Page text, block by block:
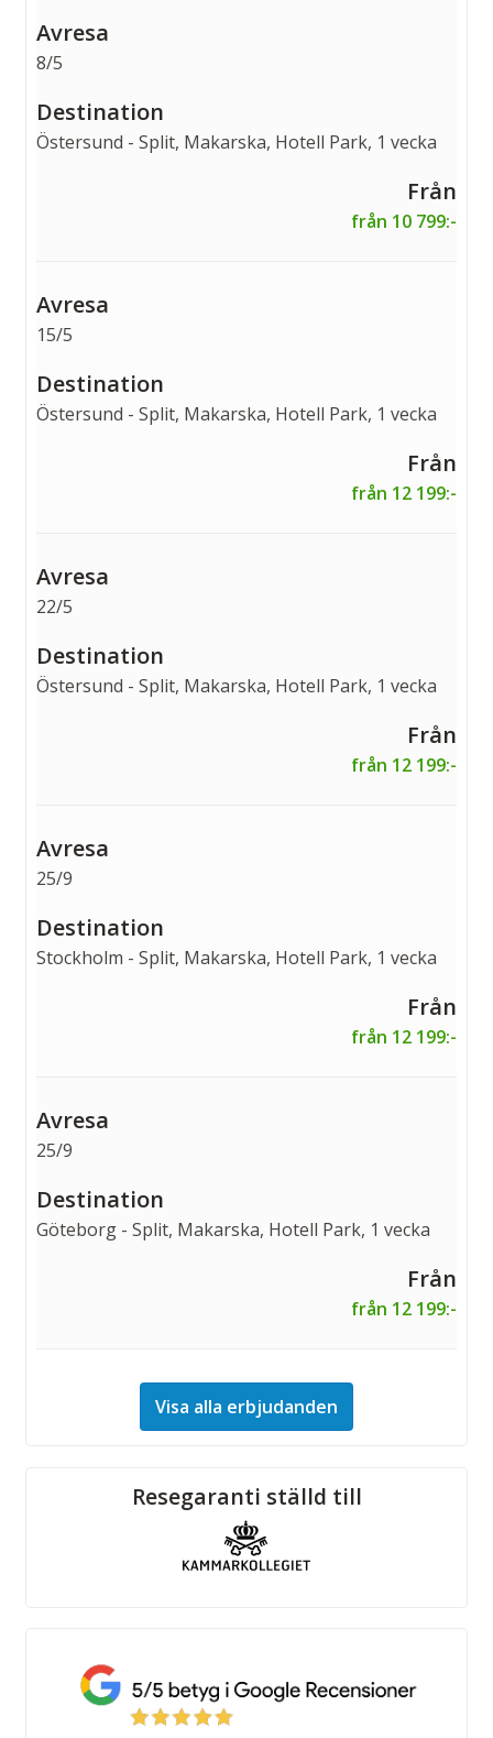
8/5
Östersund - Split, Makarska, Hotell Park, 1 vecka
från 10 799:-
15/5
Östersund - Split, Makarska, Hotell Park, 1 vecka
från 12 199:-
22/5
Östersund - Split, Makarska, Hotell Park, 1 vecka
från 12 199:-
25/9
Stockholm - Split, Makarska, Hotell Park, 1 vecka
från 12 199:-
25/9
Göteborg - Split, Makarska, Hotell Park, 1 vecka
från 12 199:-
Visa alla erbjudanden
Sociala medierResegaranti ställd till